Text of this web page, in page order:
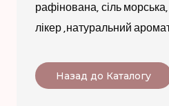
рафінована, сіль морська,
лікер ,натуральний
Назад до Каталогу